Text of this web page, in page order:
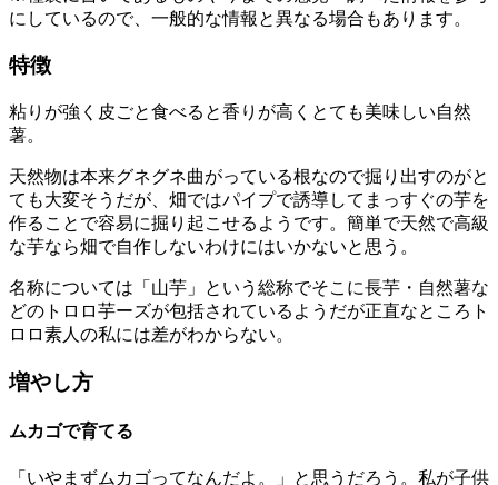
にしているので、一般的な情報と異なる場合もあります。
特徴
粘りが強く皮ごと食べると香りが高くとても美味しい自然
薯。
天然物は本来グネグネ曲がっている根なので掘り出すのがと
ても大変そうだが、畑ではパイプで誘導してまっすぐの芋を
作ることで容易に掘り起こせるようです。簡単で天然で高級
な芋なら畑で自作しないわけにはいかないと思う。
名称については「山芋」という総称でそこに長芋・自然薯な
どのトロロ芋ーズが包括されているようだが正直なところト
ロロ素人の私には差がわからない。
増やし方
ムカゴで育てる
「いやまずムカゴってなんだよ。」と思うだろう。私が子供